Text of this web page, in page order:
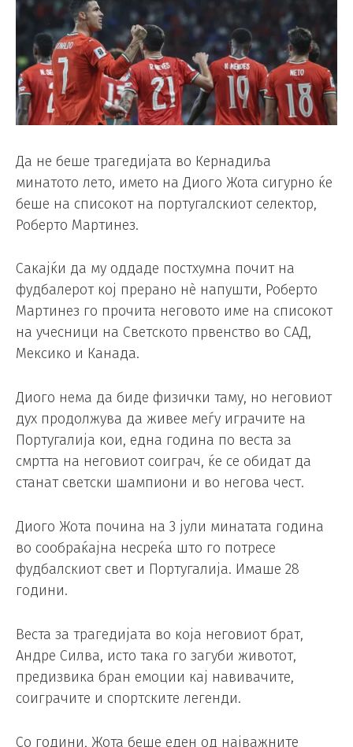
Да не беше трагедијата во Кернадиља
минатото лето, името на Диого Жота сигурно ќе
беше на списокот на португалскиот селектор,
Роберто Мартинез.
Сакајќи да му оддаде постхумна почит на
фудбалерот кој прерано нè напушти, Роберто
Мартинез го прочита неговото име на списокот
на учесници на Светското првенство во САД,
Мексико и Канада.
Диого нема да биде физички таму, но неговиот
дух продолжува да живее меѓу играчите на
Португалија кои, една година по веста за
смртта на неговиот соиграч, ќе се обидат да
станат светски шампиони и во негова чест.
Диого Жота почина на 3 јули минатата година
во сообраќајна несреќа што го потресе
фудбалскиот свет и Португалија. Имаше 28
години.
Веста за трагедијата во која неговиот брат,
Андре Силва, исто така го загуби животот,
предизвика бран емоции кај навивачите,
соиграчите и спортските легенди.
Со години, Жота беше еден од најважните